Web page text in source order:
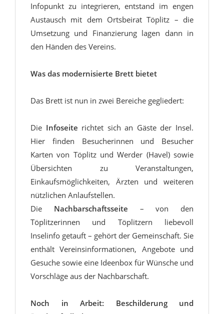
Infopunkt zu integrieren, entstand im engen
Austausch mit dem Ortsbeirat Töplitz – die
Umsetzung und Finanzierung lagen dann in
den Händen des Vereins.
Was das modernisierte Brett bietet
Das Brett ist nun in zwei Bereiche gegliedert:
Die Infoseite richtet sich an Gäste der Insel.
Hier finden Besucherinnen und Besucher
Karten von Töplitz und Werder (Havel) sowie
Übersichten zu Veranstaltungen,
Einkaufsmöglichkeiten, Ärzten und weiteren
nützlichen Anlaufstellen.
Die Nachbarschaftsseite – von den
Töplitzerinnen und Töplitzern liebevoll
Inselinfo getauft – gehört der Gemeinschaft. Sie
enthält Vereinsinformationen, Angebote und
Gesuche sowie eine Ideenbox für Wünsche und
Vorschläge aus der Nachbarschaft.
Noch in Arbeit: Beschilderung und